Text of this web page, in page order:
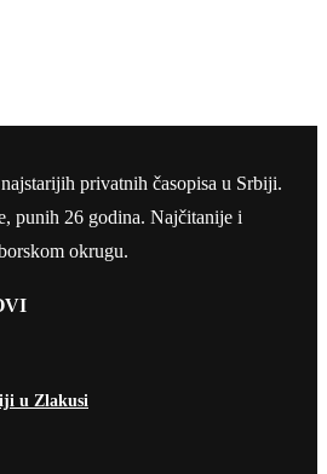
privatnih časopisa u Srbiji.
punih 26 godina. Najčitanije i
okrugu.
u Zlakusi